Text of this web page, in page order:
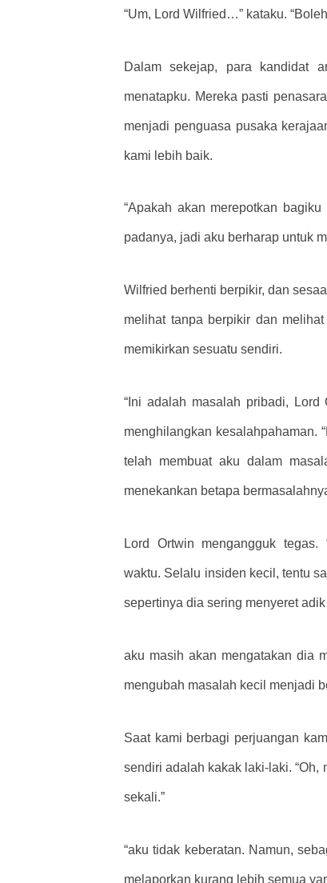
“Um, Lord Wilfried…” kataku.
Dalam sekejap, para kandidat
menatapku. Mereka pasti
menjadi penguasa pusaka
kami lebih baik.
“Apakah akan merepotkan
padanya, jadi aku berharap untuk
Wilfried berhenti berpikir, dan
melihat tanpa berpikir dan
memikirkan sesuatu sendiri.
“Ini adalah masalah pribadi,
menghilangkan kesalahpahaman.
telah membuat aku dalam
menekankan betapa
Lord Ortwin mengangguk
waktu. Selalu insiden kecil, tentu
sepertinya dia sering menyeret
aku masih akan mengatakan dia
mengubah masalah kecil menjadi
Saat kami berbagi perjuangan
sendiri adalah kakak laki-laki. “Oh,
sekali.”
“aku tidak keberatan. Namun,
melaporkan kurang lebih semua